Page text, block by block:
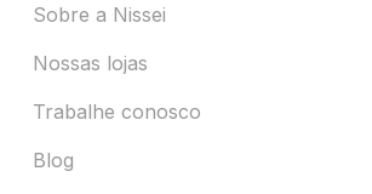
Sobre a Nissei
Nossas lojas
Trabalhe conosco
Blog